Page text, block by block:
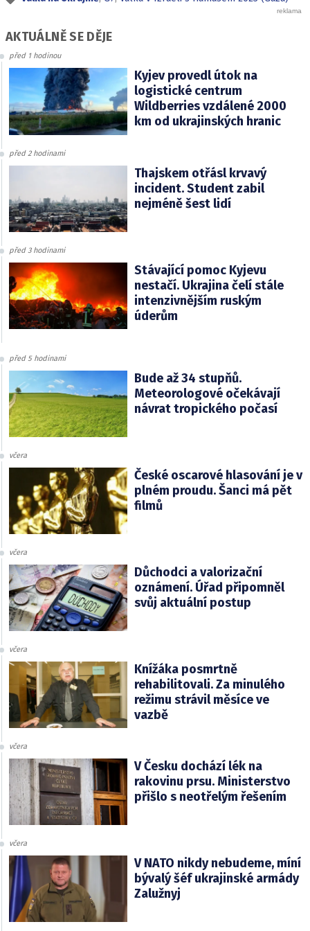
AKTUÁLNĚ SE DĚJE
před 1 hodinou
Kyjev provedl útok na
logistické centrum
Wildberries vzdálené 2000
km od ukrajinských hranic
před 2 hodinami
Thajskem otřásl krvavý
incident. Student zabil
nejméně šest lidí
před 3 hodinami
Stávající pomoc Kyjevu
nestačí. Ukrajina čelí stále
intenzivnějším ruským
úderům
před 5 hodinami
Bude až 34 stupňů.
Meteorologové očekávají
návrat tropického počasí
včera
České oscarové hlasování je v
plném proudu. Šanci má pět
filmů
včera
Důchodci a valorizační
oznámení. Úřad připomněl
svůj aktuální postup
včera
Knížáka posmrtně
rehabilitovali. Za minulého
režimu strávil měsíce ve
vazbě
včera
V Česku dochází lék na
rakovinu prsu. Ministerstvo
přišlo s neotřelým řešením
včera
V NATO nikdy nebudeme, míní
bývalý šéf ukrajinské armády
Zalužnyj